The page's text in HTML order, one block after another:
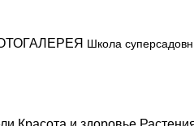
Школа